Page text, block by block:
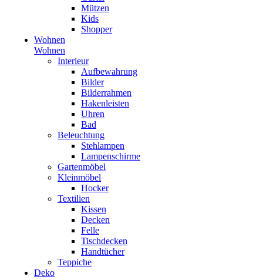
Mützen
Kids
Shopper
Wohnen
Wohnen
Interieur
Aufbewahrung
Bilder
Bilderrahmen
Hakenleisten
Uhren
Bad
Beleuchtung
Stehlampen
Lampenschirme
Gartenmöbel
Kleinmöbel
Hocker
Textilien
Kissen
Decken
Felle
Tischdecken
Handtücher
Teppiche
Deko